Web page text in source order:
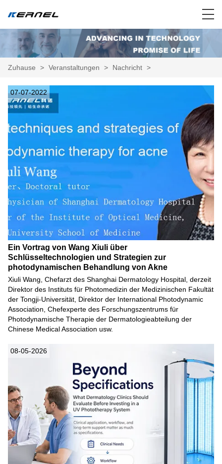
Zuhause > Veranstaltungen > Nachricht >
07-07-2022
Ein Vortrag von Wang Xiuli über
Schlüsseltechnologien und Strategien zur
photodynamischen Behandlung von Akne
Xiuli Wang, Chefarzt des Shanghai Dermatology Hospital, derzeit
Direktor des Instituts für Photomedizin der Medizinischen Fakultät
der Tongji-Universität, Direktor der International Photodynamic
Association, Chefexperte des Forschungszentrums für
Photodynamische Therapie der Dermatologieabteilung der
Chinese Medical Association usw.
08-05-2026